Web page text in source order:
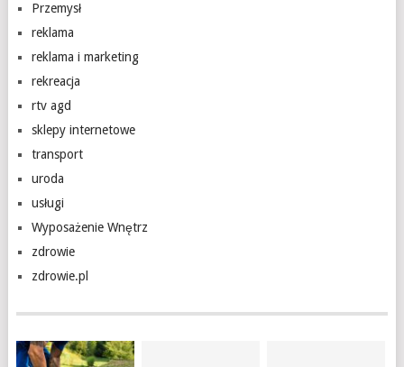
Przemysł
reklama
reklama i marketing
rekreacja
rtv agd
sklepy internetowe
transport
uroda
usługi
Wyposażenie Wnętrz
zdrowie
zdrowie.pl